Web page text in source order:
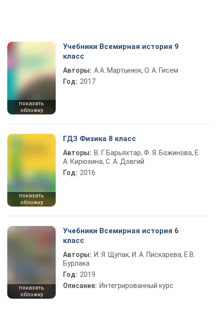
показать
обложку
Учебники Всемирная история 9
класс
Авторы: А.А. Мартынюк, О. А. Гисем
Год: 2017
показать
обложку
ГДЗ Физика 8 класс
Авторы: В. Г. Барьяхтар, Ф. Я. Божинова, Е.
А. Кирюхина, С. А. Довгий
Год: 2016
показать
обложку
Учебники Всемирная история 6
класс
Авторы: И. Я. Щупак, И. А. Пискарева, Е.В.
Бурлака
Год: 2019
Описание: Интегрированный курс